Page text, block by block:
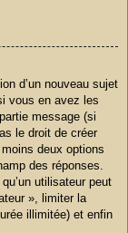
d’un nouveau sujet
vous en avez les
message (si
le droit de créer
deux options
des réponses.
utilisateur peut
», limiter la
illimitée) et enfin